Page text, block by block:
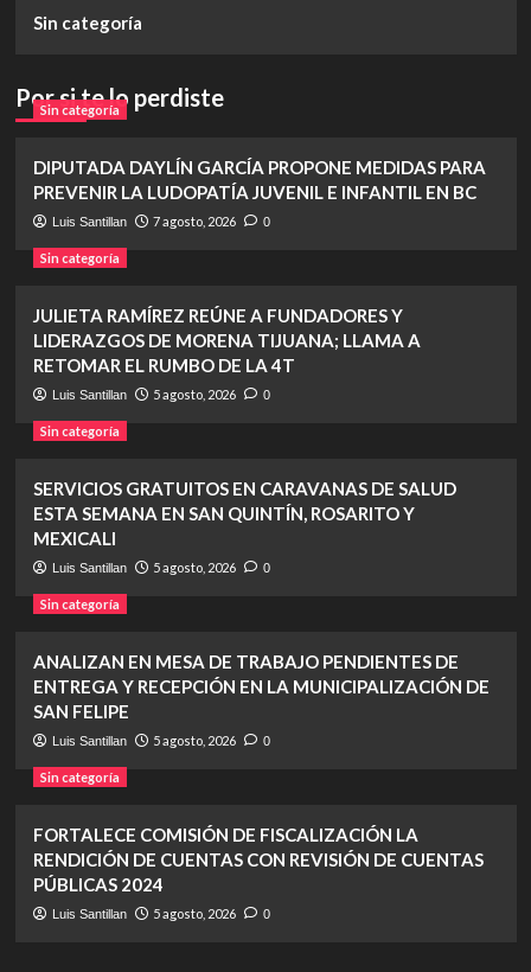
Sin categoría
Por si te lo perdiste
Sin categoría
DIPUTADA DAYLÍN GARCÍA PROPONE MEDIDAS PARA
PREVENIR LA LUDOPATÍA JUVENIL E INFANTIL EN BC
Luis Santillan 7 agosto, 2026 0
Sin categoría
JULIETA RAMÍREZ REÚNE A FUNDADORES Y
LIDERAZGOS DE MORENA TIJUANA; LLAMA A
RETOMAR EL RUMBO DE LA 4T
Luis Santillan 5 agosto, 2026 0
Sin categoría
SERVICIOS GRATUITOS EN CARAVANAS DE SALUD
ESTA SEMANA EN SAN QUINTÍN, ROSARITO Y
MEXICALI
Luis Santillan 5 agosto, 2026 0
Sin categoría
ANALIZAN EN MESA DE TRABAJO PENDIENTES DE
ENTREGA Y RECEPCIÓN EN LA MUNICIPALIZACIÓN DE
SAN FELIPE
Luis Santillan 5 agosto, 2026 0
Sin categoría
FORTALECE COMISIÓN DE FISCALIZACIÓN LA
RENDICIÓN DE CUENTAS CON REVISIÓN DE CUENTAS
PÚBLICAS 2024
Luis Santillan 5 agosto, 2026 0